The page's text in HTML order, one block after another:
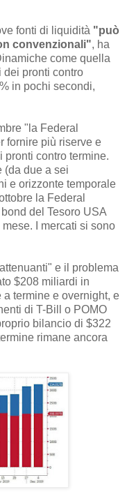
fonti di liquidità "può
convenzionali", ha
come quella
dei pronti contro
in pochi secondi,
"la Federal
fornire più riserve e
contro termine.
(da due a sei
e orizzonte temporale
la Federal
del Tesoro USA
I mercati si sono
e il problema
$208 miliardi in
a termine e overnight, e
di T-Bill o POMO
bilancio di $322
rimane ancora